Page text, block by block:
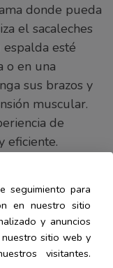
donde pueda
el sacaleches
esté
o en una
sus brazos y
muscular.
de
eficiente.
la
leche
seguimiento para
en nuestro sitio
y anuncios
sitio web y
visitantes.